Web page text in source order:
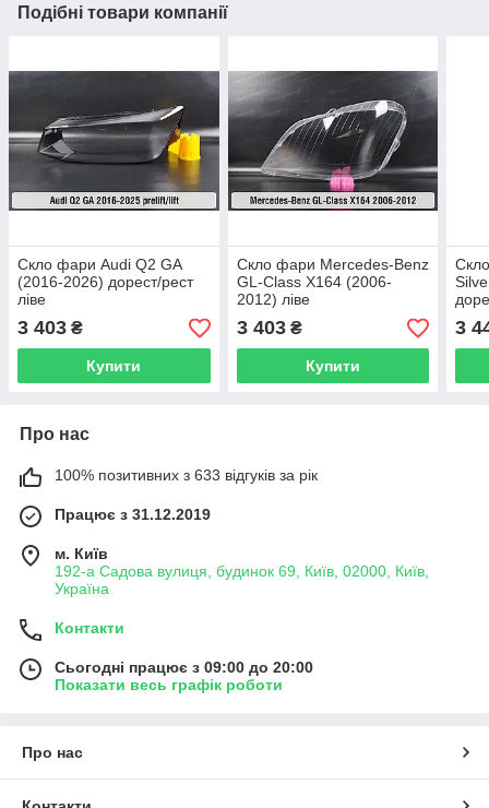
Подібні товари компанії
Скло фари Audi Q2 GA
(2016-2026) дорест/рест
ліве
3 403 ₴
Купити
Скло фари Mercedes-Benz
GL-Class X164 (2006-
2012) ліве
3 403₴
Купити
3
Про нас
100% позитивних з 633 відгуків за рік
Працює з 31.12.2019
м. Київ
192-а Садова вулиця, будинок 69, Київ, 02000, Київ,
Україна
Контакти
Сьогодні працює з 09:00 до 20:00
Показати весь графік роботи
Про нас